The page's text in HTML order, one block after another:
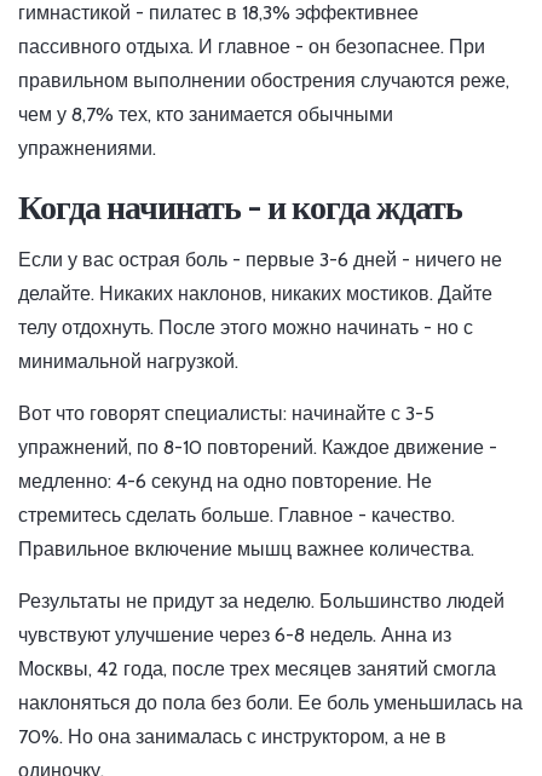
гимнастикой - пилатес в 18,3% эффективнее
пассивного отдыха. И главное - он безопаснее. При
правильном выполнении обострения случаются реже,
чем у 8,7% тех, кто занимается обычными
упражнениями.
Когда начинать - и когда ждать
Если у вас острая боль - первые 3-6 дней - ничего не
делайте. Никаких наклонов, никаких мостиков. Дайте
телу отдохнуть. После этого можно начинать - но с
минимальной нагрузкой.
Вот что говорят специалисты: начинайте с 3-5
упражнений, по 8-10 повторений. Каждое движение -
медленно: 4-6 секунд на одно повторение. Не
стремитесь сделать больше. Главное - качество.
Правильное включение мышц важнее количества.
Результаты не придут за неделю. Большинство людей
чувствуют улучшение через 6-8 недель. Анна из
Москвы, 42 года, после трех месяцев занятий смогла
наклоняться до пола без боли. Ее боль уменьшилась на
70%. Но она занималась с инструктором, а не в
одиночку.